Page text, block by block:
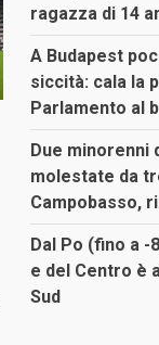
ragazza di 14
A Budapest
siccità: cala la
Parlamento al
Due minorenni
molestate da
Campobasso,
Dal Po (fino a -
e del Centro è
Sud